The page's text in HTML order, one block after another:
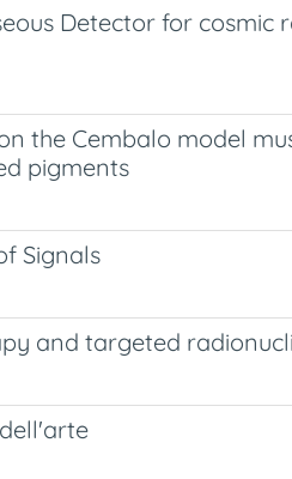
Detector for cosmic
the Cembalo model
pigments
Signals
and targeted